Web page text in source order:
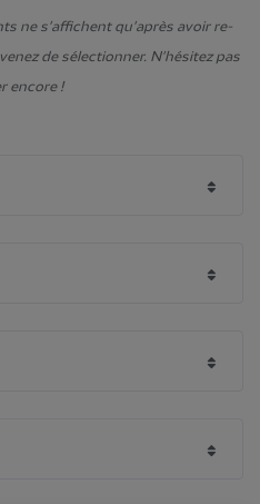
ne s'affichent qu'après avoir re-
de sélectionner. N'hésitez pas
encore !